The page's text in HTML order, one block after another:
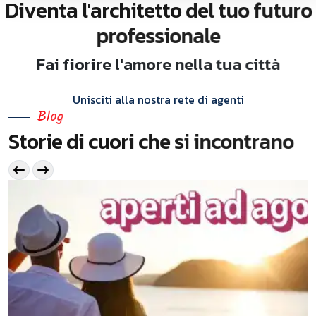
Divental'architettodeltuofuturo
professionale
Fai fiorirel'amorenellatuacittà
Unisciti alla nostra rete di agenti
Blog
Storiedicuorichesiincontrano